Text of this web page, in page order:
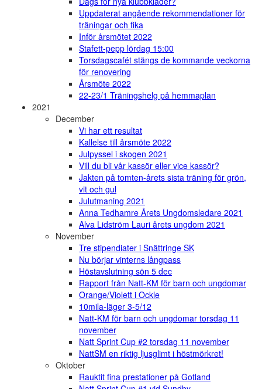
Uppdaterat angående rekommendationer för
träningar och fika
Inför årsmötet 2022
Stafett-pepp lördag 15:00
Torsdagscafét stängs de kommande veckorna
för renovering
Årsmöte 2022
22-23/1 Träningshelg på hemmaplan
2021
December
Vi har ett resultat
Kallelse till årsmöte 2022
Julpyssel i skogen 2021
Vill du bli vår kassör eller vice kassör?
Jakten på tomten-årets sista träning för grön,
vit och gul
Julutmaning 2021
Anna Tedhamre Årets Ungdomsledare 2021
Alva Lidström Lauri årets ungdom 2021
November
Tre stipendiater i Snättringe SK
Nu börjar vinterns långpass
Höstavslutning sön 5 dec
Rapport från Natt-KM för barn och ungdomar
Orange/Violett i Ockle
10mila-läger 3-5/12
Natt-KM för barn och ungdomar torsdag 11
november
Natt Sprint Cup #2 torsdag 11 november
NattSM en riktig ljusglimt i höstmörkret!
Oktober
Rauktit fina prestationer på Gotland